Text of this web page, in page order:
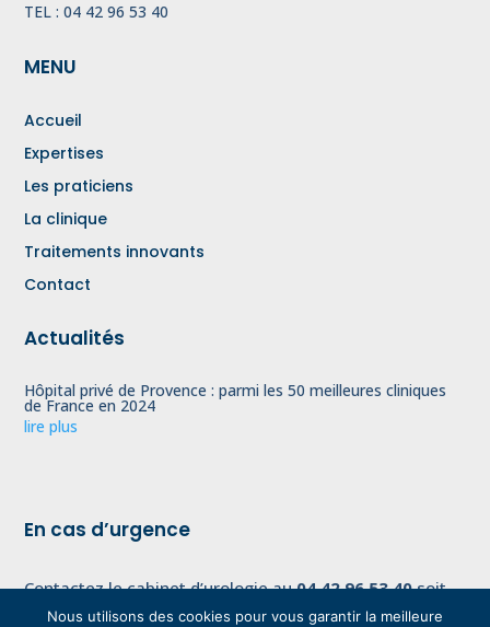
TEL : 04 42 96 53 40
MENU
Accueil
Expertises
Les praticiens
La clinique
Traitements innovants
Contact
Actualités
Hôpital privé de Provence : parmi les 50 meilleures cliniques
de France en 2024
lire plus
En cas d’urgence
Contactez le cabinet d’urologie au04.42.96.53.40soit
via les urgences de l’Hôpital Privé de Provence au
Nous utilisons des cookies pour vous garantir la meilleure